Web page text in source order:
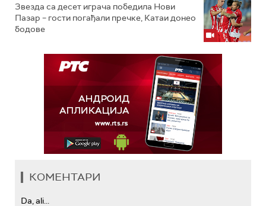
Звезда са десет играча победила Нови
Пазар – гости погађали пречке, Катаи донео
бодове
КОМЕНТАРИ
Da, ali...